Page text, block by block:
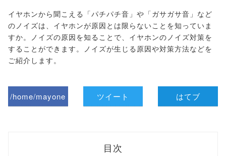
イヤホンから聞こえる「パチパチ音」や「ガサガサ音」など
のノイズは、イヤホンが原因とは限らないことを知っていま
すか。ノイズの原因を知ることで、イヤホンのノイズ対策を
することができます。ノイズが生じる原因や対策方法などを
ご紹介します。
/home/mayone
ツイート はてブ
目次